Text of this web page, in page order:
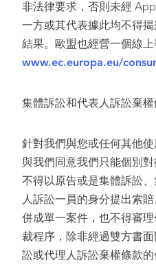
非法律要求，否則未經
一方或其代表據此均不得
結果。歐盟也經營一個線
www.ec.europa.eu/
集體訴訟和代表人訴訟棄權
針對我們與您或任何其他
與我們同意我們只能個別
不得以原告或是集體訴訟
人訴訟一員的身分提出索
併成單一案件，也不得審
裁程序，除非經過雙方書
訟或代理人訴訟棄權條款